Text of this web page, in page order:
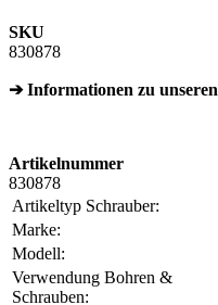
SKU
830878
➔ Informationen zu unseren
Artikelnummer
830878
Artikeltyp Schrauber:
Marke:
Modell:
Verwendung Bohren &
Schrauben: